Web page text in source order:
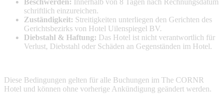
schriftlich einzureichen.
Zuständigkeit: Streitigkeiten unterliegen den Gerichten des
Gerichtsbezirks von Hotel Uilenspiegel BV.
Diebstahl & Haftung: Das Hotel ist nicht verantwortlich für
Verlust, Diebstahl oder Schäden an Gegenständen im Hotel.
Diese Bedingungen gelten für alle Buchungen im The CORNR
Hotel und können ohne vorherige Ankündigung geändert werden.